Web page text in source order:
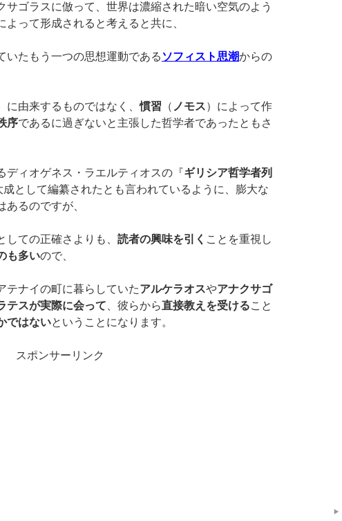
サゴラスに倣って、世界は濃縮された暗い空気のよう
よって形成されると考えると共に、
いたもう一つの思想運動である ソフィスト思潮からの
に由来するものではなく、慣習 （ ノモス）によって作
序であるに過ぎないと主張した哲学者であったともさ
ディオゲネス・ラエルティオスの『ギリシア哲学者列
として編纂されたとも言われているように、膨大な
るのですが、
ての正確さよりも、 読者の興味を引く ことを重視し
も多いので、
テナイの町に暮らしていたアルケラオスやアナクサゴ
テスが実際に会って 、彼らから直接教えを受けること
ではないということになります。
スポンサーリンク